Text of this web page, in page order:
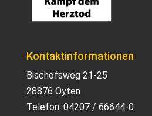
Kontaktinformationen
Bischofsweg 21-25
28876 Oyten
Telefon: 04207 / 66644-0